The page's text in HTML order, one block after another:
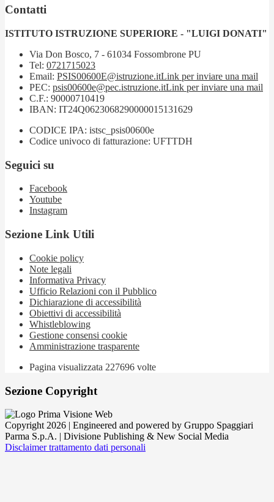
Contatti
ISTITUTO ISTRUZIONE SUPERIORE - "LUIGI DONATI"
Via Don Bosco, 7 - 61034 Fossombrone PU
Tel: 0721715023
Email: PSIS00600E@istruzione.itLink per inviare una mail
PEC: psis00600e@pec.istruzione.itLink per inviare una mail
C.F.: 90000710419
IBAN: IT24Q0623068290000015131629
CODICE IPA: istsc_psis00600e
Codice univoco di fatturazione: UFTTDH
Seguici su
Facebook
Youtube
Instagram
Sezione Link Utili
Cookie policy
Note legali
Informativa Privacy
Ufficio Relazioni con il Pubblico
Dichiarazione di accessibilità
Obiettivi di accessibilità
Whistleblowing
Gestione consensi cookie
Amministrazione trasparente
Pagina visualizzata 227696 volte
Sezione Copyright
Copyright 2026 | Engineered and powered by Gruppo Spaggiari
Parma S.p.A. | Divisione Publishing & New Social Media
Disclaimer trattamento dati personali